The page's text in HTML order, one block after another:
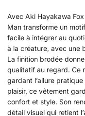
Avec Aki Hayakawa
Man transforme un
facile à intégrer au
à la créature, avec une
La finition brodée
qualitatif au regard. Ce
gardant l’allure
plaisir, ce vêtement
confort et style. Son
détail visuel qui retient